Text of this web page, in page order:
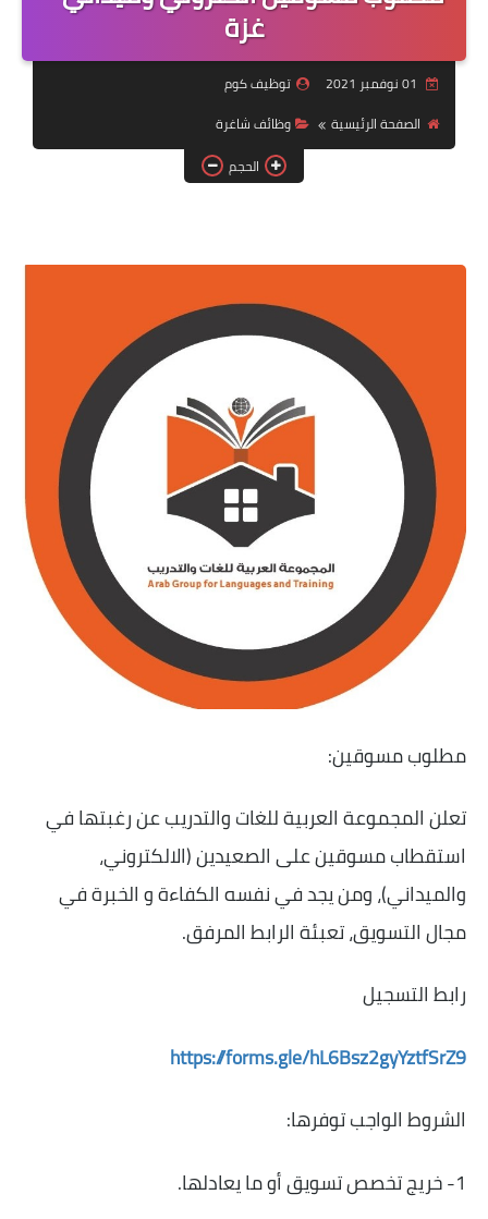
منوعات
نماذج سيرة ذاتية
غزة
توظيف كوم
الصفحة الرئيسية
وظائف شاغرة
الحجم
مطلوب مسوقين:
تعلن المجموعة العربية للغات والتدريب عن رغبتها في
استقطاب مسوقين على الصعيدين (الالكتروني،
والميداني)، ومن يجد في نفسه الكفاءة و الخبرة في
مجال التسويق، تعبئة الرابط المرفق.
رابط التسجيل
https://forms.gle/hL6Bsz2gyYztfSrZ9
الشروط الواجب توفرها:
1- خريج تخصص تسويق أو ما يعادلها.